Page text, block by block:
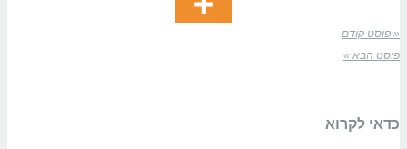
« פוסט קודם
פוסט הבא »
כדאי לקרוא